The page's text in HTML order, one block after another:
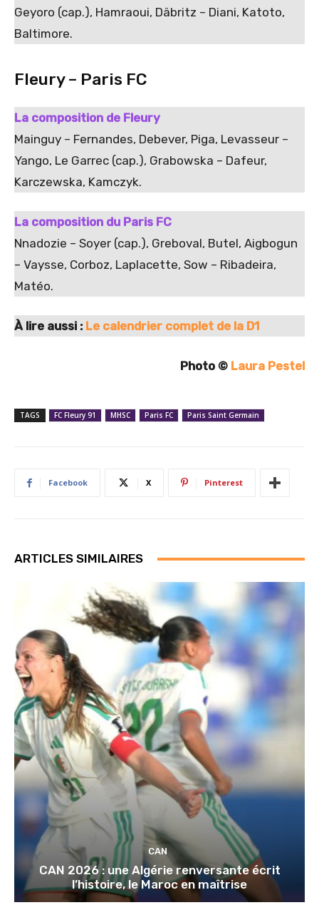
Geyoro (cap.), Hamraoui, Däbritz – Diani, Katoto,
Baltimore.
Fleury – Paris FC
La composition de Fleury
Mainguy – Fernandes, Debever, Piga, Levasseur –
Yango, Le Garrec (cap.), Grabowska – Dafeur,
Karczewska, Kamczyk.
La composition du Paris FC
Nnadozie – Soyer (cap.), Greboval, Butel, Aigbogun
– Vaysse, Corboz, Laplacette, Sow – Ribadeira,
Matéo.
À lire aussi : Le calendrier complet de la D1
Photo © Laura Pestel
TAGS FC Fleury 91 MHSC Paris FC Paris Saint Germain
Facebook X Pinterest
ARTICLES SIMILAIRES
CAN
CAN 2026 : une Algérie renversante écrit
l’histoire, le Maroc en maîtrise